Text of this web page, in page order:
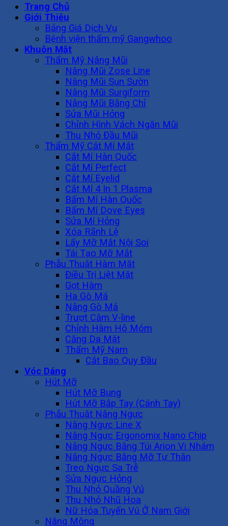
Trang Chủ
Giới Thiệu
Bảng Giá Dịch Vụ
Bệnh viện thẩm mỹ Gangwhoo
Khuôn Mặt
Thẩm Mỹ Nâng Mũi
Nâng Mũi Zose Line
Nâng Mũi Sụn Sườn
Nâng Mũi Surgiform
Nâng Mũi Bằng Chỉ
Sửa Mũi Hỏng
Chỉnh Hình Vách Ngăn Mũi
Thu Nhỏ Đầu Mũi
Thẩm Mỹ Cắt Mí Mắt
Cắt Mí Hàn Quốc
Cắt Mí Perfect
Cắt Mí Eyelid
Cắt Mí 4 In 1 Plasma
Bấm Mí Hàn Quốc
Bấm Mí Dove Eyes
Sửa Mí Hỏng
Xóa Rãnh Lệ
Lấy Mỡ Mắt Nội Soi
Tái Tạo Mỡ Mắt
Phẫu Thuật Hàm Mặt
Điều Trị Liệt Mặt
Gọt Hàm
Hạ Gò Má
Nâng Gò Má
Trượt Cằm V-line
Chỉnh Hàm Hô Móm
Căng Da Mặt
Thẩm Mỹ Nam
Cắt Bao Quy Đầu
Vóc Dáng
Hút Mỡ
Hút Mỡ Bụng
Hút Mỡ Bắp Tay (Cánh Tay)
Phẫu Thuật Nâng Ngực
Nâng Ngực Line X
Nâng Ngực Ergonomix Nano Chip
Nâng Ngực Bằng Túi Arion Vi Nhám
Nâng Ngực Bằng Mỡ Tự Thân
Treo Ngực Sa Trễ
Sửa Ngực Hỏng
Thu Nhỏ Quầng Vú
Thu Nhỏ Nhũ Hoa
Nữ Hóa Tuyến Vú Ở Nam Giới
Nâng Mông